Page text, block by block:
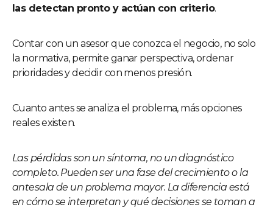
las detectan pronto y actúan con criterio.
Contar con un asesor que conozca el negocio, no solo
la normativa, permite ganar perspectiva, ordenar
prioridades y decidir con menos presión.
Cuanto antes se analiza el problema, más opciones
reales existen.
Las pérdidas son un síntoma, no un diagnóstico
completo. Pueden ser una fase del crecimiento o la
antesala de un problema mayor. La diferencia está
en cómo se interpretan y qué decisiones se toman a